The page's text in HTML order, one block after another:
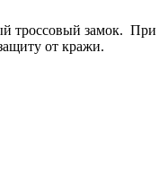
троссовый замок.
от кражи.